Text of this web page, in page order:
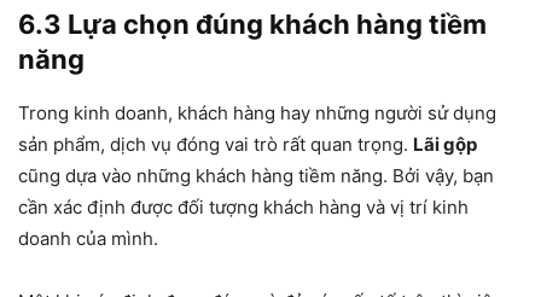
6.3 Lựa chọn đúng khách hàng tiềm
năng
Trong kinh doanh, khách hàng hay những người sử dụng
sản phẩm, dịch vụ đóng vai trò rất quan trọng. Lãi gộp
cũng dựa vào những khách hàng tiềm năng. Bởi vậy, bạn
cần xác định được đối tượng khách hàng và vị trí kinh
doanh của mình.